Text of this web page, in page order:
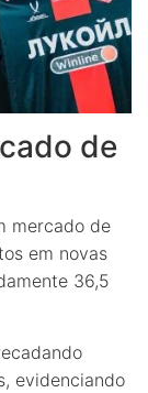
de
mercado de
em novas
36,5
evidenciando